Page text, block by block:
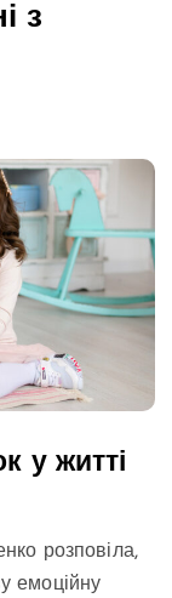
з
у житті
розповіла,
емоційну